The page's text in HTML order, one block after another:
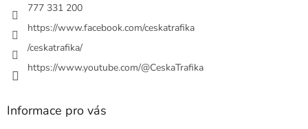
777 331 200
https://www.facebook.com/ceskatrafika
/ceskatrafika/
https://www.youtube.com/@CeskaTrafika
Informace pro vás